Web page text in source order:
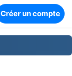
Créer un compte